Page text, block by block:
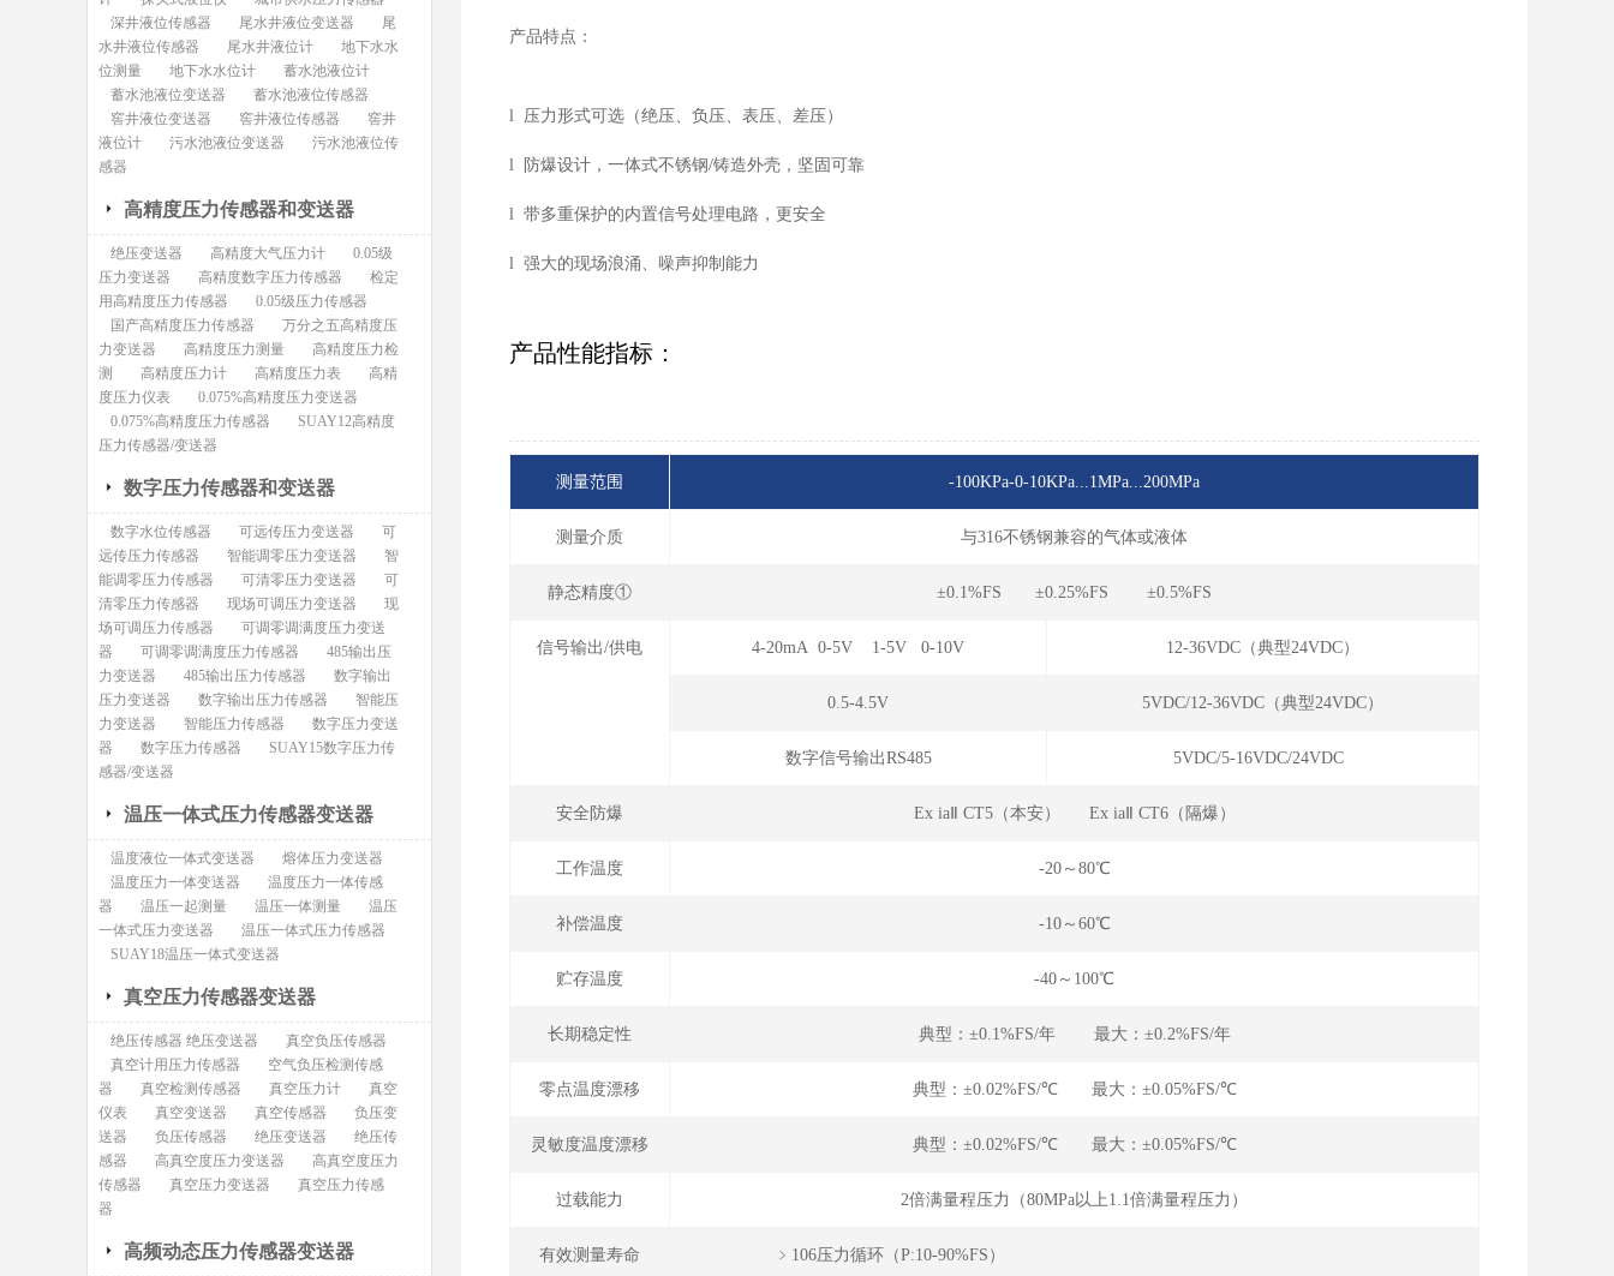
产品特点：
l 压力形式可选（绝压、负压、表压、差压）
l 防爆设计，一体式不锈钢/铸造外壳，坚固可靠
l 带多重保护的内置信号处理电路，更安全
l 强大的现场浪涌、噪声抑制能力
产品性能指标：
测量范围 -100KPa-0-10KPa...1MPa...200MPa
测量介质 与316不锈钢兼容的气体或液体
静态精度① ±0.1%FS ±0.25%FS ±0.5%FS
信号输出/供电 4-20mA 0-5V 1-5V 0-10V 12-36VDC（典型24VDC）
0.5-4.5V 5VDC/12-36VDC（典型24VDC）
数字信号输出RS485 5VDC/5-16VDC/24VDC
安全防爆 Ex iaⅡ CT5（本安） Ex iaⅡ CT6（隔爆）
工作温度 -20～80℃
补偿温度 -10～60℃
贮存温度 -40～100℃
长期稳定性 典型：±0.1%FS/年 最大：±0.2%FS/年
零点温度漂移 典型：±0.02%FS/℃ 最大：±0.05%FS/℃
灵敏度温度漂移 典型：±0.02%FS/℃ 最大：±0.05%FS/℃
过载能力 2倍满量程压力（80MPa以上1.1倍满量程压力）
有效测量寿命 ﹥106压力循环（P:10-90%FS）
深井液位传感器
尾水井液位变送器
尾
水井液位传感器
尾水井液位计
地下水水
位测量
地下水水位计
蓄水池液位计
蓄水池液位变送器
蓄水池液位传感器
窖井液位变送器
窖井液位传感器
窖井
液位计
污水池液位变送器
污水池液位传
感器
高精度压力传感器和变送器
绝压变送器 高精度大气压力计
0.05级
压力变送器
高精度数字压力传感器
检定
用高精度压力传感器
0.05级压力传感器
国产高精度压力传感器
万分之五高精度压
力变送器
高精度压力测量
高精度压力检
测
高精度压力计 高精度压力表
高精
度压力仪表
0.075%高精度压力变送器
0.075%高精度压力传感器
SUAY12高精度
压力传感器/变送器
数字压力传感器和变送器
数字水位传感器 可远传压力变送器
可
远传压力传感器
智能调零压力变送器
智
能调零压力传感器
可清零压力变送器
可
清零压力传感器
现场可调压力变送器
现
场可调压力传感器
可调零调满度压力变送
器
可调零调满度压力传感器
485输出压
力变送器
485输出压力传感器
数字输出
压力变送器
数字输出压力传感器
智能压
力变送器
智能压力传感器
数字压力变送
器
数字压力传感器
SUAY15数字压力传
感器/变送器
温压一体式压力传感器变送器
温度液位一体式变送器
熔体压力变送器
温度压力一体变送器
温度压力一体传感
器
温压一起测量 温压一体测量
温压
一体式压力变送器
温压一体式压力传感器
SUAY18温压一体式变送器
真空压力传感器变送器
绝压传感器 绝压变送器
真空负压传感器
真空计用压力传感器
空气负压检测传感
器
真空检测传感器 真空压力计
真空
仪表
真空变送器 真空传感器
负压变
送器
负压传感器 绝压变送器
绝压传
感器
高真空度压力变送器
高真空度压力
传感器
真空压力变送器
真空压力传感
器
高频动态压力传感器变送器